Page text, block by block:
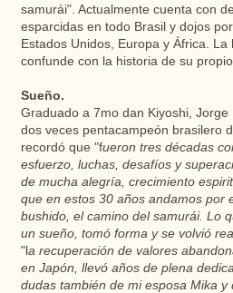
samurái". Actualmente cuenta con
esparcidas en todo Brasil y dojos
Estados Unidos, Europa y África. La
confunde con la historia de su
Sueño.
Graduado a 7mo dan Kiyoshi, Jorge
dos veces pentacampeón brasilero
recordó que "fueron tres décadas
esfuerzo, luchas, desafíos y
de mucha alegría, crecimiento
que en estos 30 años andamos por
bushido, el camino del samurái. Lo
un sueño, tomó forma y se volvió
"la recuperación de valores
en Japón, llevó años de plena
dudas también de mi esposa Mika